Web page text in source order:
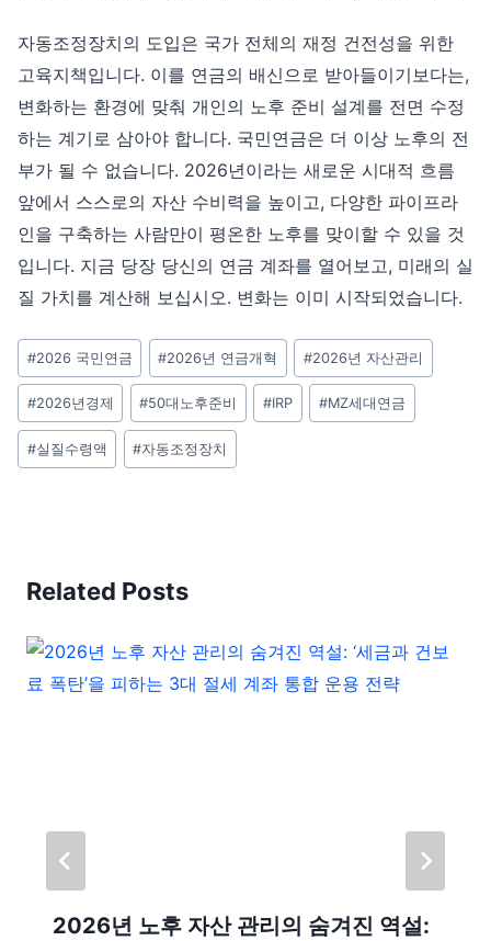
자동조정장치의 도입은 국가 전체의 재정 건전성을 위한
고육지책입니다. 이를 연금의 배신으로 받아들이기보다는,
변화하는 환경에 맞춰 개인의 노후 준비 설계를 전면 수정
하는 계기로 삼아야 합니다. 국민연금은 더 이상 노후의 전
부가 될 수 없습니다. 2026년이라는 새로운 시대적 흐름
앞에서 스스로의 자산 수비력을 높이고, 다양한 파이프라
인을 구축하는 사람만이 평온한 노후를 맞이할 수 있을 것
입니다. 지금 당장 당신의 연금 계좌를 열어보고, 미래의 실
질 가치를 계산해 보십시오. 변화는 이미 시작되었습니다.
Post
Tags:
#2026 국민연금 #2026년 연금개혁 #2026년 자산관리
#2026년경제 #50대노후준비 #IRP #MZ세대연금
#실질수령액 #자동조정장치
Related Posts
2026년 노후 자산 관리의 숨겨진 역설: